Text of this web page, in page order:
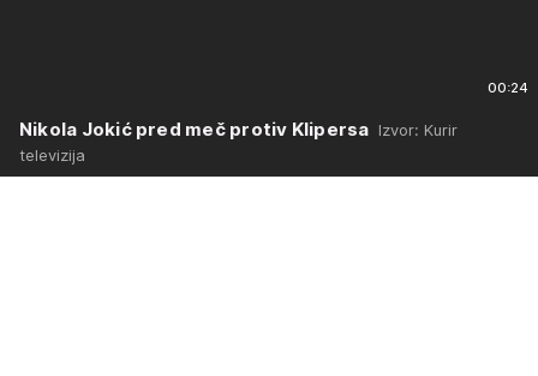
00:24
Nikola Jokić pred meč protiv Klipersa Izvor: Kurir
televizija